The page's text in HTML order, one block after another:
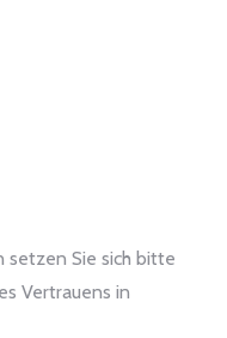
setzen Sie sich bitte
Vertrauens in